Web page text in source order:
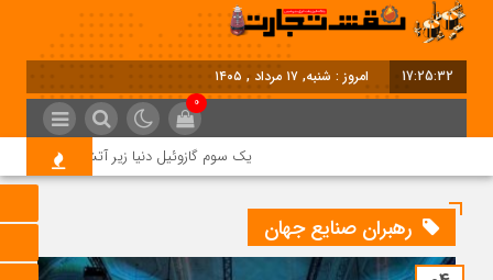
17:25:32 امروز : شنبه, ۱۷ مرداد , ۱۴۰۵
0
یک سوم گازوئیل دنیا زیر آتش جنگ؛
رهبران صنایع جهان